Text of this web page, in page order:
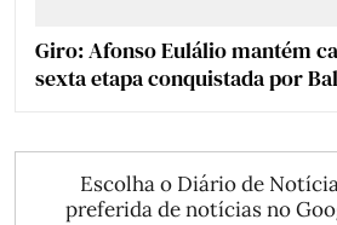
Giro: Afonso Eulálio mantém
sexta etapa conquistada por
Escolha o Diário de
preferida de notícias no